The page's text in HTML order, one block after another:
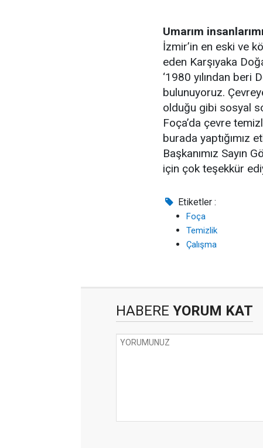
Umarım
İzmir’in en eski ve
eden Karşıyaka
‘1980 yılından beri
bulunuyoruz.
olduğu gibi sosyal
Foça’da çevre
burada yaptığımız
Başkanımız Sayın
için çok teşekkür
Etiketler :
Foça
Temizlik
Çalışma
HABERE YORUM KAT